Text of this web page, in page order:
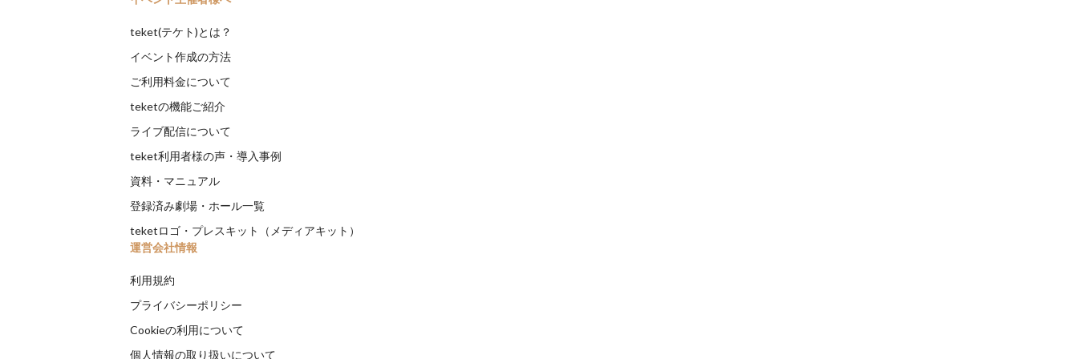
teket(テケト)とは？
イベント作成の方法
ご利用料金について
teketの機能ご紹介
ライブ配信について
teket利用者様の声・導入事例
資料・マニュアル
登録済み劇場・ホール一覧
teketロゴ・プレスキット（メディアキット）
運営会社情報
利用規約
プライバシーポリシー
Cookieの利用について
個人情報の取り扱いについて